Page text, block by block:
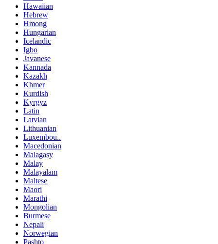
Hawaiian
Hebrew
Hmong
Hungarian
Icelandic
Igbo
Javanese
Kannada
Kazakh
Khmer
Kurdish
Kyrgyz
Latin
Latvian
Lithuanian
Luxembou..
Macedonian
Malagasy
Malay
Malayalam
Maltese
Maori
Marathi
Mongolian
Burmese
Nepali
Norwegian
Pashto